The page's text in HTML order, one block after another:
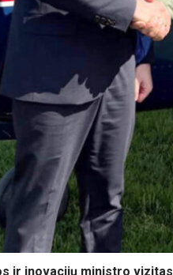
ir inovacijų ministro vizitas